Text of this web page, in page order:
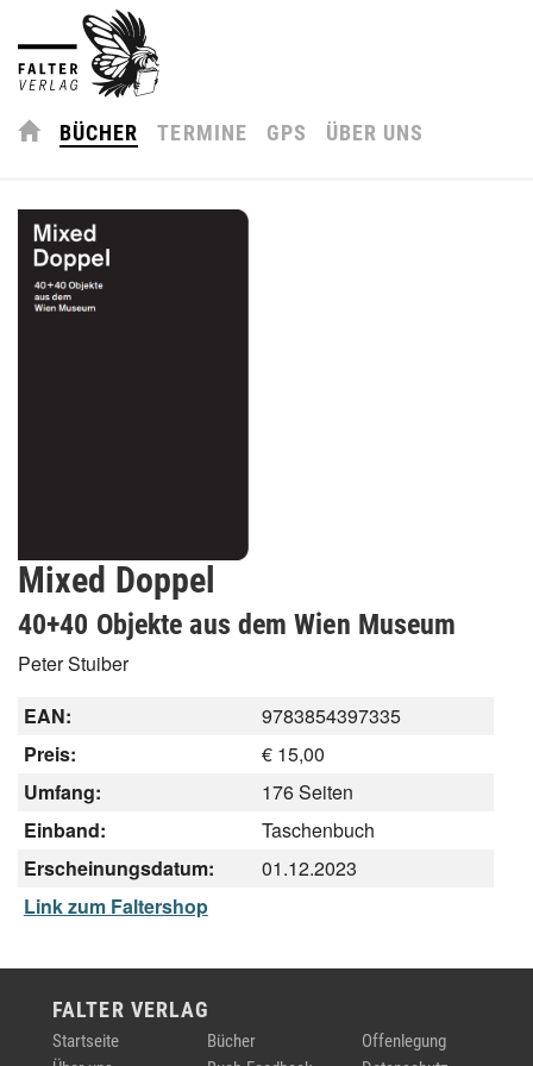
BÜCHER TERMINE GPS ÜBER UNS
Mixed Doppel
40+40 Objekte aus dem Wien Museum
Peter Stuiber
EAN:
9783854397335
Preis:
€ 15,00
Umfang:
176 Seiten
Einband:
Taschenbuch
Erscheinungsdatum:
01.12.2023
Link zum Faltershop
FALTER VERLAG
Startseite
Bücher
Offenlegung